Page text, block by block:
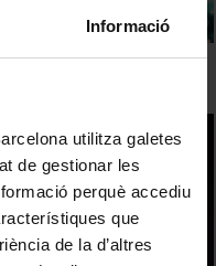
Informació
utilitza galetes
de gestionar les
perquè accediu
que
de la d’altres
bones festes